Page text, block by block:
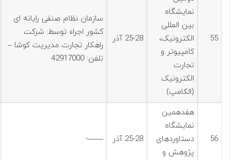
55
نمایشگاه
بین المللی
الکترونیک،
کامپیوتر و
تجارت
الکترونیک
(الکامپ)
25-28 آذر
سازمان نظام صنفی رایانه ای
کشور اجراء توسط: شرکت
راهکار تجارت مدیریت کوشا –
تلفن: 42917000
56
هفدهمین
نمایشگاه
دستاوردهای
پژوهش و
25-28 آذر ——-